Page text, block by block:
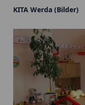
KITA Werda (Bilder)